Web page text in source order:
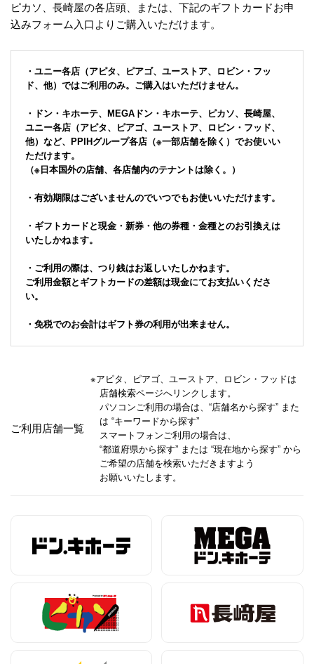
ピカソ、長崎屋の各店頭、または、下記のギフトカードお申
込みフォーム入口よりご購入いただけます。
・ユニー各店（アピタ、ピアゴ、ユーストア、ロビン・フッ
ド、他）ではご利用のみ。ご購入はいただけません。
・ドン・キホーテ、MEGAドン・キホーテ、ピカソ、長崎屋、
ユニー各店（アピタ、ピアゴ、ユーストア、ロビン・フッド、
他）など、PPIHグループ各店（※一部店舗を除く）でお使いい
ただけます。
（※日本国外の店舗、各店舗内のテナントは除く。）
・有効期限はございませんのでいつでもお使いいただけます。
・ギフトカードと現金・新券・他の券種・金種とのお引換えは
いたしかねます。
・ご利用の際は、つり銭はお返しいたしかねます。
ご利用金額とギフトカードの差額は現金にてお支払いくださ
い。
・免税でのお会計はギフト券の利用が出来ません。
ご利用店舗一覧
※アピタ、ピアゴ、ユーストア、ロビン・フッドは
店舗検索ページへリンクします。
パソコンご利用の場合は、“店舗名から探す” また
は “キーワードから探す”
スマートフォンご利用の場合は、
“都道府県から探す” または “現在地から探す” から
ご希望の店舗を検索いただきますよう
お願いいたします。